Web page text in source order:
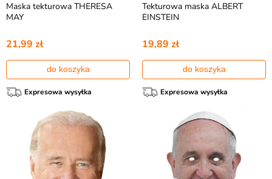
Maska tekturowa THERESA
MAY
21,99 zł
do koszyka
Expresowa wysyłka
Tekturowa maska ALBERT
EINSTEIN
19,89 zł
do koszyka
Expresowa wysyłka